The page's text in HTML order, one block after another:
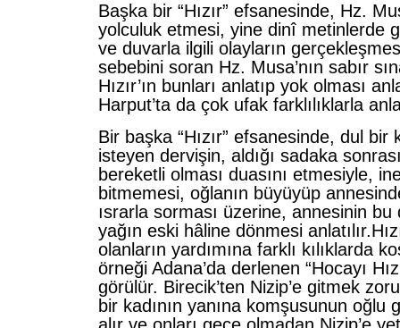
Başka bir “Hızır” efsanesinde, Hz.
yolculuk et­mesi, yine dinî metinlerde
ve duvarla ilgili olay­ların
sebebini soran Hz. Musa’nın sabır
Hızır’ın bunları anlatıp yok olması
Harput’ta da çok ufak farklılıklarla
Bir başka “Hızır” efsanesinde, dul bir
iste­yen dervişin, aldığı sadaka
bereketli ol­ması duasını etmesiyle,
bitmemesi, oğlanın büyüyüp
ısrarla sorması üzerine, annesinin bu
yağın eski hâline dönmesi
olanların yardımına farklı kılıklarda
örneği Adana’da derlenen “Hocayı
görülür. Birecik’ten Nizip’e gitmek
bir kadının yanına komşusunun oğlu